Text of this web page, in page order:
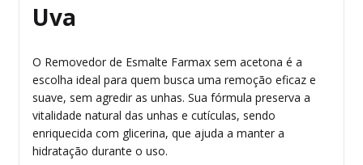
Uva
O Removedor de Esmalte Farmax sem acetona é a
escolha ideal para quem busca uma remoção eficaz e
suave, sem agredir as unhas. Sua fórmula preserva a
vitalidade natural das unhas e cutículas, sendo
enriquecida com glicerina, que ajuda a manter a
hidratação durante o uso.